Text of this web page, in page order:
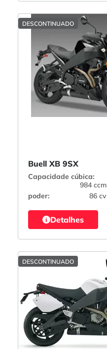
DESCONTINUADO
Buell XB 9SX
Capacidade cúbica:
984 ccm
poder: 86 cv
Detalhes
DESCONTINUADO